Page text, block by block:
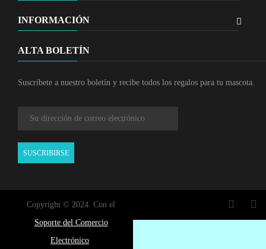
INFORMACIÓN
ALTA BOLETÍN
Suscríbete a nuestro boletín y recibe todos los regalos para tu mascota.
SUSCRIBIRSE
Copyright © 2024. Con el
Soporte del Comercio
Electrónico